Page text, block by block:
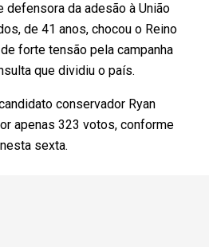
defensora da adesão à União
de 41 anos, chocou o Reino
forte tensão pela campanha
que dividiu o país.
conservador Ryan
apenas 323 votos, conforme
sexta.